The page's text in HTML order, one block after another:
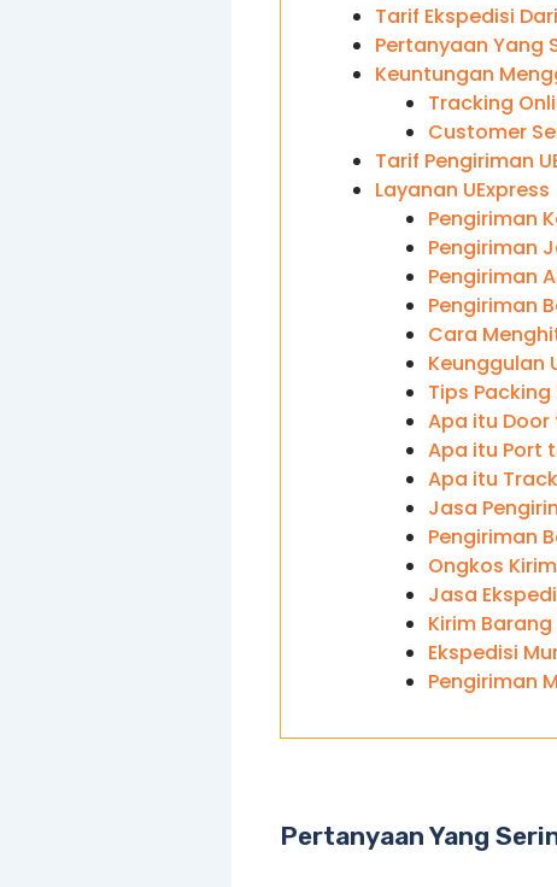
Tarif Ekspedisi
Pertanyaan Yang
Keuntungan
Tracking
Customer
Tarif Pengiriman
Layanan UExpress
Pengiriman
Pengiriman
Pengiriman
Pengiriman
Cara
Keunggulan
Tips Packing
Apa itu Door
Apa itu Port
Apa itu
Jasa
Pengiriman
Ongkos
Jasa
Kirim
Ekspedisi
Pengiriman
Pertanyaan Yang